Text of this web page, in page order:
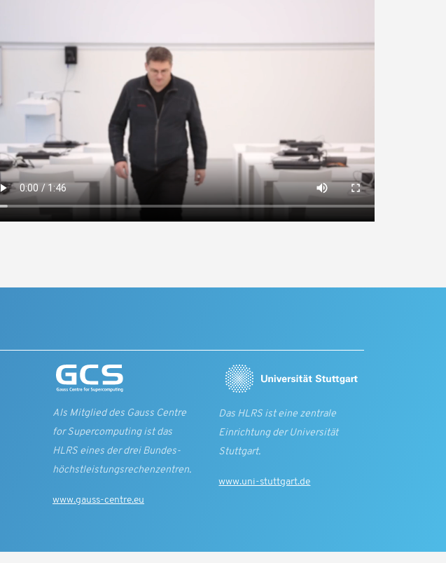
Als Mitglied des Gauss Centre
for Supercomputing ist das
HLRS eines der drei Bundes­
höchst­leistungs­rechen­zentren.
www.gauss-centre.eu
Das HLRS ist eine zentrale
Einrichtung der Universität
Stuttgart.
www.uni-stuttgart.de